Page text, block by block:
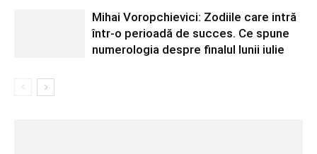
Mihai Voropchievici: Zodiile care intră
într-o perioadă de succes. Ce spune
numerologia despre finalul lunii iulie